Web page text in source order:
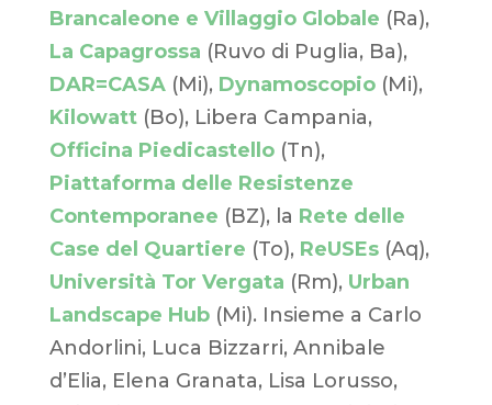
Brancaleone e Villaggio Globale (Ra),
La Capagrossa (Ruvo di Puglia, Ba),
DAR=CASA(Mi), Dynamoscopio(Mi),
Kilowatt(Bo), Libera Campania,
Officina Piedicastello(Tn),
Piattaforma delle Resistenze
Contemporanee (BZ), la Rete delle
Case del Quartiere (To), ReUSEs(Aq),
Università Tor Vergata (Rm), Urban
Landscape Hub(Mi). Insieme a Carlo
Andorlini, Luca Bizzarri, Annibale
d’Elia, Elena Granata, Lisa Lorusso,